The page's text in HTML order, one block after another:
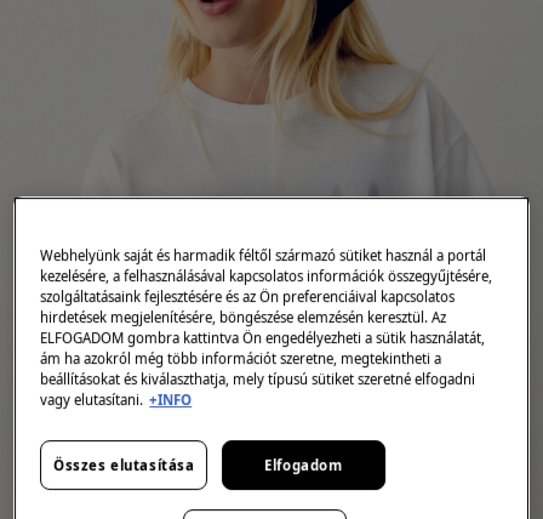
Webhelyünk saját és harmadik féltől származó sütiket használ a portál
kezelésére, a felhasználásával kapcsolatos információk összegyűjtésére,
szolgáltatásaink fejlesztésére és az Ön preferenciáival kapcsolatos
hirdetések megjelenítésére, böngészése elemzésén keresztül. Az
ELFOGADOM gombra kattintva Ön engedélyezheti a sütik használatát,
ám ha azokról még több információt szeretne, megtekintheti a
beállításokat és kiválaszthatja, mely típusú sütiket szeretné elfogadni
vagy elutasítani. +INFO
Összes elutasítása Elfogadom